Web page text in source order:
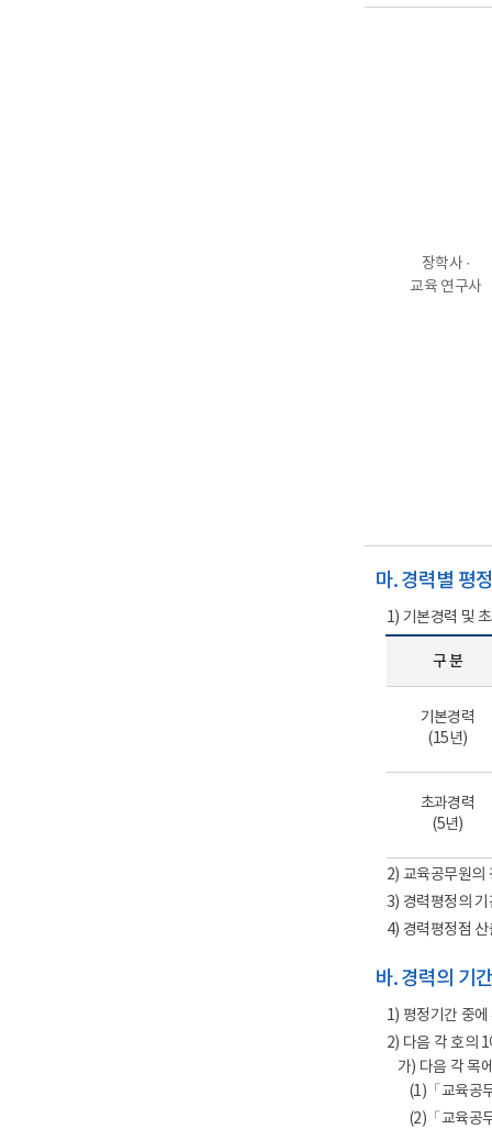
장학사 ·
교육 연구사
마. 경력별 평
1) 기본경력 및
구 분
기본경력
(15년)
초과경력
(5년)
2) 교육공무원의
3) 경력평정의
4) 경력평정점
바. 경력의 기
1) 평정기간 중
2) 다음 각 호의
가) 다음 각 목
(1)「교육공
(2)「교육공